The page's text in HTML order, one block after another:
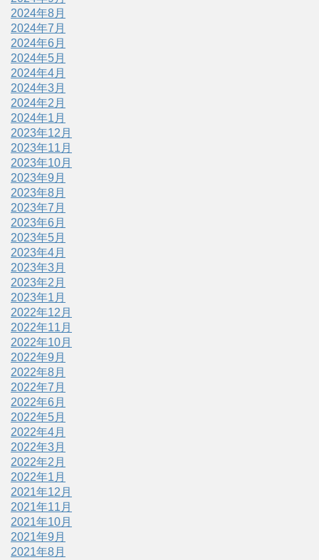
2024年8月
2024年7月
2024年6月
2024年5月
2024年4月
2024年3月
2024年2月
2024年1月
2023年12月
2023年11月
2023年10月
2023年9月
2023年8月
2023年7月
2023年6月
2023年5月
2023年4月
2023年3月
2023年2月
2023年1月
2022年12月
2022年11月
2022年10月
2022年9月
2022年8月
2022年7月
2022年6月
2022年5月
2022年4月
2022年3月
2022年2月
2022年1月
2021年12月
2021年11月
2021年10月
2021年9月
2021年8月